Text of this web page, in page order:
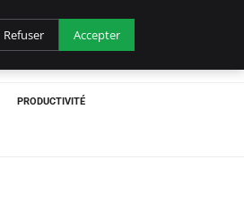
PRODUCTIVITÉ
Refuser Accepter